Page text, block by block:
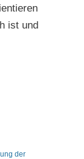
ist und
der